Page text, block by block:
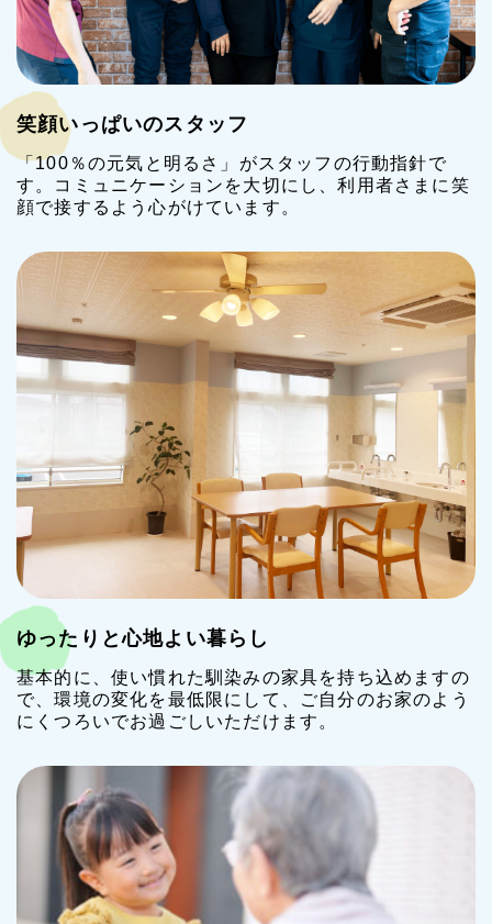
笑顔いっぱいのスタッフ
「100％の元気と明るさ」がスタッフの行動指針で
す。コミュニケーションを大切にし、利用者さまに笑
顔で接するよう心がけています。
ゆったりと心地よい暮らし
基本的に、使い慣れた馴染みの家具を持ち込めますの
で、環境の変化を最低限にして、ご自分のお家のよう
にくつろいでお過ごしいただけます。